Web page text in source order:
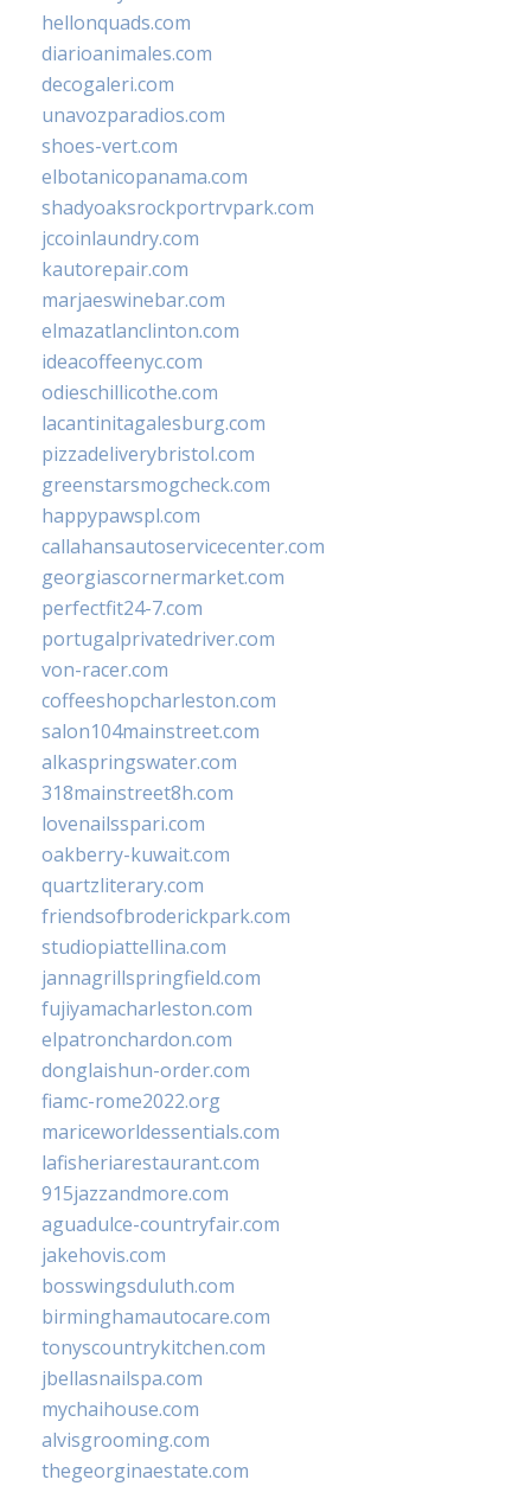
hellonquads.com
diarioanimales.com
decogaleri.com
unavozparadios.com
shoes-vert.com
elbotanicopanama.com
shadyoaksrockportrvpark.com
jccoinlaundry.com
kautorepair.com
marjaeswinebar.com
elmazatlanclinton.com
ideacoffeenyc.com
odieschillicothe.com
lacantinitagalesburg.com
pizzadeliverybristol.com
greenstarsmogcheck.com
happypawspl.com
callahansautoservicecenter.com
georgiascornermarket.com
perfectfit24-7.com
portugalprivatedriver.com
von-racer.com
coffeeshopcharleston.com
salon104mainstreet.com
alkaspringswater.com
318mainstreet8h.com
lovenailsspari.com
oakberry-kuwait.com
quartzliterary.com
friendsofbroderickpark.com
studiopiattellina.com
jannagrillspringfield.com
fujiyamacharleston.com
elpatronchardon.com
donglaishun-order.com
fiamc-rome2022.org
mariceworldessentials.com
lafisheriarestaurant.com
915jazzandmore.com
aguadulce-countryfair.com
jakehovis.com
bosswingsduluth.com
birminghamautocare.com
tonyscountrykitchen.com
jbellasnailspa.com
mychaihouse.com
alvisgrooming.com
thegeorginaestate.com